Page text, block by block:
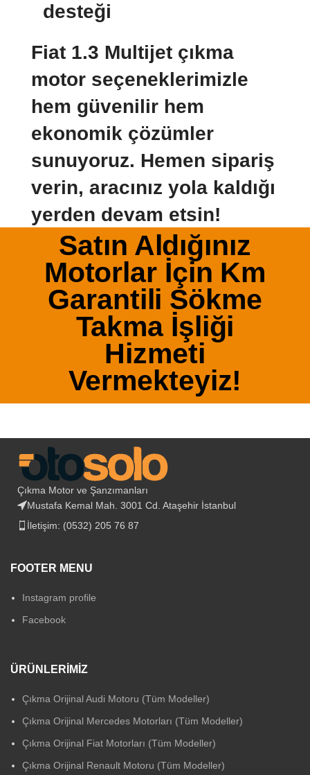
desteği
Fiat 1.3 Multijet çıkma
motor seçeneklerimizle
hem güvenilir hem
ekonomik çözümler
sunuyoruz. Hemen sipariş
verin, aracınız yola kaldığı
yerden devam etsin!
Satın Aldığınız
Motorlar İçin Km
Garantili Sökme
Takma İşliği
Hizmeti
Vermekteyiz!
Çıkma Motor ve Şanzımanları
Mustafa Kemal Mah. 3001 Cd. Ataşehir İstanbul
İletişim: (0532) 205 76 87
FOOTER MENU
Instagram profile
Facebook
ÜRÜNLERIMIZ
Çıkma Orijinal Audi Motoru (Tüm Modeller)
Çıkma Orijinal Mercedes Motorları (Tüm Modeller)
Çıkma Orijinal Fiat Motorları (Tüm Modeller)
Çıkma Orijinal Renault Motoru (Tüm Modeller)